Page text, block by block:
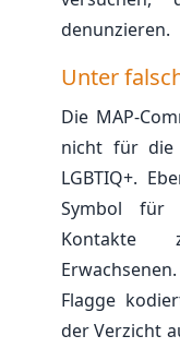
denunzieren.
Unter
Die MAP-
nicht für die
LGBTIQ+.
Symbol für
Kontakte
Flagge
der Verzicht